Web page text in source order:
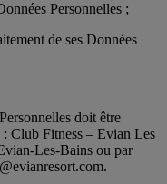
Personnelles ;
de ses Données
doit être
: Club Fitness – Evian Les
Les-Bains ou par